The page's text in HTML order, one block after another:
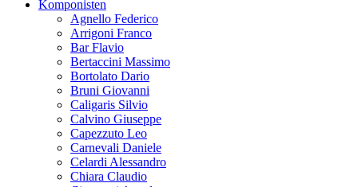
Komponisten
Agnello Federico
Arrigoni Franco
Bar Flavio
Bertaccini Massimo
Bortolato Dario
Bruni Giovanni
Caligaris Silvio
Calvino Giuseppe
Capezzuto Leo
Carnevali Daniele
Celardi Alessandro
Chiara Claudio